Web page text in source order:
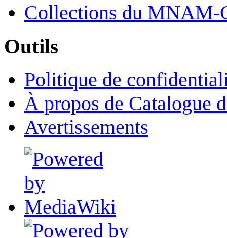
Collections du MNAM-
Outils
Politique de
À propos de Catalogue
Avertissements